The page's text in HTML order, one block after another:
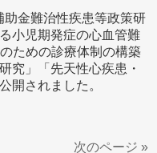
金難治性疾患等政策研
小児期発症の心血管難
ための診療体制の構築
究」「先天性心疾患・
開されました。
次のページ »